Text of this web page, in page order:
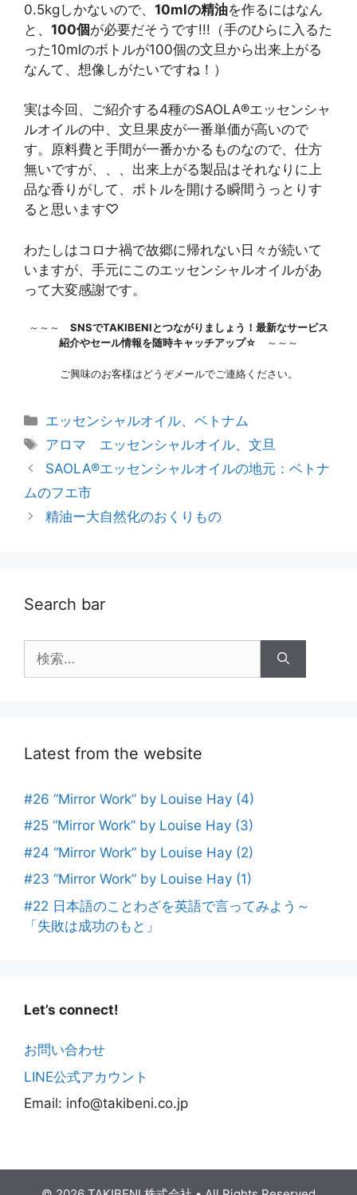
0.5kgしかないので、 10mlの精油を作るにはなん
と、 100個が必要だそうです!!!（手のひらに入るた
った10mlのボトルが100個の文旦から出来上がる
なんて、想像しがたいですね！）
実は今回、ご紹介する4種のSAOLA®エッセンシャ
ルオイルの中、文旦果皮が一番単価が高いので
す。原料費と手間が一番かかるものなので、仕方
無いですが、、、出来上がる製品はそれなりに上
品な香りがして、ボトルを開ける瞬間うっとりす
ると思います♡
わたしはコロナ禍で故郷に帰れない日々が続いて
いますが、手元にこのエッセンシャルオイルがあ
って大変感謝です。
～～～ SNSでTAKIBENIとつながりましょう！最新なサービス
紹介やセール情報を随時キャッチアップ☆
～～～
ご興味のお客様はどうぞメールでご連絡ください。
カ
テ
リ
ー
エッセンシャルオイル、ベトナム
タ
グ
アロマ エッセンシャルオイル、文旦
投
稿
ビ
ョ
SAOLA®エッセンシャルオイルの地元：ベトナ
ムのフエ市
精油ー大自然化のおくりもの
Search bar
索:
Latest from the website
#26 “Mirror Work” by Louise Hay (4)
#25 “Mirror Work” by Louise Hay (3)
#24 “Mirror Work” by Louise Hay (2)
#23 “Mirror Work” by Louise Hay (1)
#22 日本語のことわざを英語で言ってみよう～
「失敗は成功のもと」
Let’s connect!
お問い合わせ
LINE公式アカウント
Email: info@takibeni.co.jp